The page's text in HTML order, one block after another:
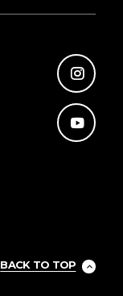
BACK TO TOP